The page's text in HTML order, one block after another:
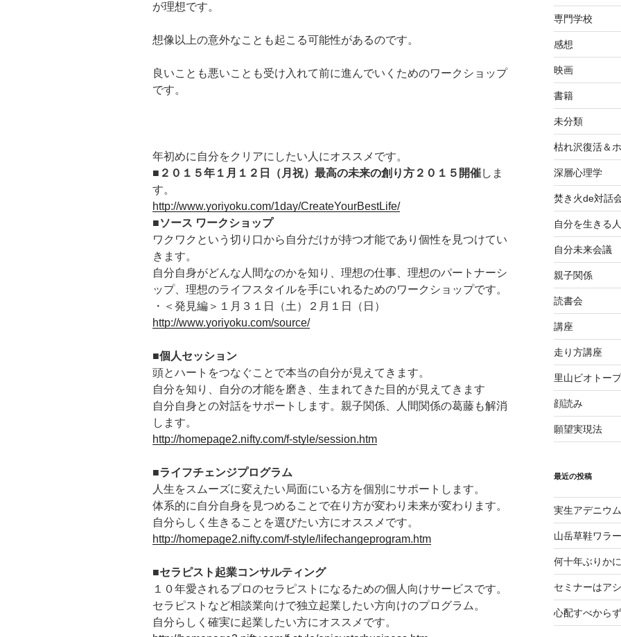
が理想です。
想像以上の意外なことも起こる可能性があるのです。
良いことも悪いことも受け入れて前に進んでいくためのワークショップ
です。
年初めに自分をクリアにしたい人にオススメです。
■２０１５年１月１２日（月祝）最高の未来の創り方２０１５開催しま
す。
http://www.yoriyoku.com/1day/CreateYourBestLife/
■ソース ワークショップ
ワクワクという切り口から自分だけが持つ才能であり個性を見つけてい
きます。
自分自身がどんな人間なのかを知り、理想の仕事、理想のパートナーシ
ップ、理想のライフスタイルを手にいれるためのワークショップです。
・＜発見編＞１月３１日（土）２月１日（日）
http://www.yoriyoku.com/source/
■個人セッション
頭とハートをつなぐことで本当の自分が見えてきます。
自分を知り、自分の才能を磨き、生まれてきた目的が見えてきます
自分自身との対話をサポートします。親子関係、人間関係の葛藤も解消
します。
http://homepage2.nifty.com/f-style/session.htm
■ライフチェンジプログラム
人生をスムーズに変えたい局面にいる方を個別にサポートします。
体系的に自分自身を見つめることで在り方が変わり未来が変わります。
自分らしく生きることを選びたい方にオススメです。
http://homepage2.nifty.com/f-style/lifechangeprogram.htm
■セラピスト起業コンサルティング
１０年愛されるプロのセラピストになるための個人向けサービスです。
セラピストなど相談業向けで独立起業したい方向けのプログラム。
自分らしく確実に起業したい方にオススメです。
専門学校
感想
映画
書籍
未分類
枯れ沢復活＆
深層心理学
焚き火de対話
自分を生きる
自分未来会議
親子関係
読書会
講座
走り方講座
里山ビオトープ
顔読み
願望実現法
最近の投稿
実生アデニウ
山岳草鞋ワラ
何十年ぶりか
セミナーはア
心配すべからず